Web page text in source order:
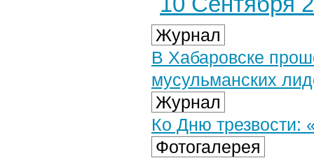
Журнал
В Хабаровске
мусульманских
Журнал
Ко Дню трезвости:
Фотогалерея